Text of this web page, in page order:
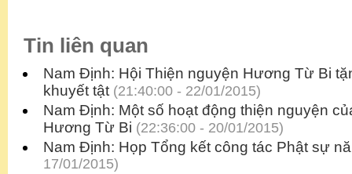
Tin liên quan
Nam Định: Hội Thiện nguyện Hương Từ Bi
khuyết tật (21:40:00 - 22/01/2015)
Nam Định: Một số hoạt động thiện nguyện
Hương Từ Bi (22:36:00 - 20/01/2015)
Nam Định: Họp Tổng kết công tác Phật sự
17/01/2015)